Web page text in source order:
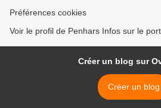
Préférences cookies
Voir le profil de Penhars Infos sur le
Créer un blog sur
Créer un blog